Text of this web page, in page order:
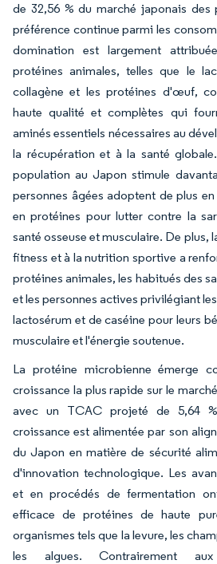
de 32,56 % du marché japonais des
préférence continue parmi les
domination est largement
protéines animales, telles que le
collagène et les protéines d'œuf,
haute qualité et complètes qui
aminés essentiels nécessaires au
la récupération et à la santé
population au Japon stimule
personnes âgées adoptent de plus
en protéines pour lutter contre la
santé osseuse et musculaire. De plus,
fitness et à la nutrition sportive a
protéines animales, les habitués des
et les personnes actives privilégiant
lactosérum et de caséine pour leurs
musculaire et l'énergie soutenue.
La protéine microbienne émerge
croissance la plus rapide sur le
avec un TCAC projeté de 5,64
croissance est alimentée par son
du Japon en matière de sécurité
d'innovation technologique. Les
et en procédés de fermentation
efficace de protéines de haute
organismes tels que la levure, les
les algues. Contrairement